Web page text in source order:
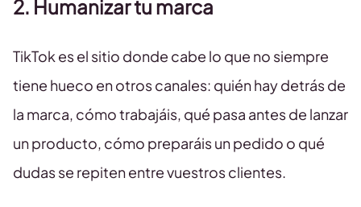
2. Humanizar tu marca
TikTok es el sitio donde cabe lo que no siempre
tiene hueco en otros canales: quién hay detrás de
la marca, cómo trabajáis, qué pasa antes de lanzar
un producto, cómo preparáis un pedido o qué
dudas se repiten entre vuestros clientes.